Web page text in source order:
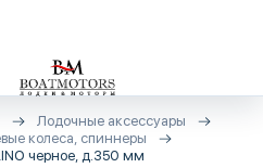
Лодочные аксессуары
колеса, спиннеры
черное, д.350 мм